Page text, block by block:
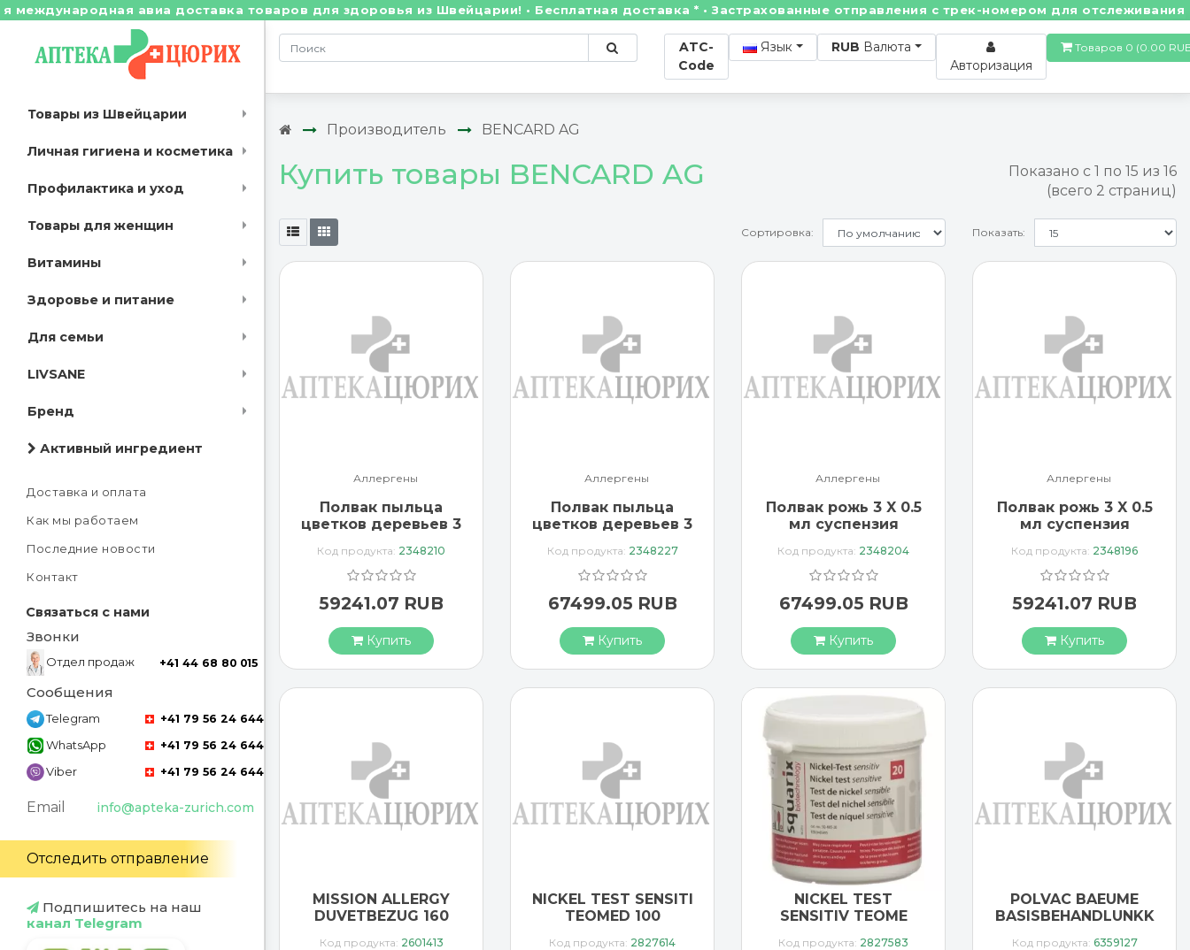
авиа доставка товаров для здоровья из Швейцарии! • Бесплатная доставка * • Застрахованные отправления с трек-номером для отслеживания! •
Товары из Швейцарии
Личная гигиена и косметика
Профилактика и уход
Товары для женщин
Витамины
Здоровье и питание
Для семьи
LIVSANE
Бренд
Активный ингредиент
Доставка и оплата
Как мы работаем
Последние новости
Контакт
Связаться с нами
Звонки
Отдел продаж +41 44 68 80 015
Сообщения
Telegram +41 79 56 24 644
WhatsApp +41 79 56 24 644
Viber +41 79 56 24 644
Email info@apteka-zurich.com
Отследить отправление
Подпишитесь на наш
канал Telegram
ATC-
Code
Язык RUB Валюта
Авторизация
Товаров 0
Производитель BENCARD AG
Купить товары BENCARD AG
Показано с 1 по 15 из 16
(всего 2 страниц)
Сортировка: Показать:
Аллергены
Полвак пыльца
цветков деревьев 3
заполненные
шприцы
Код продукта: 2348210
59241.07 RUB
Купить
Аллергены
Полвак пыльца
цветков деревьев 3
заполненные
шприцы
Код продукта: 2348227
67499.05 RUB
Купить
Аллергены
Полвак рожь 3 X 0.5
мл суспензия
шприцы
Код продукта: 2348204
67499.05 RUB
Купить
Аллергены
Полвак рожь 3 X 0.5
мл суспензия
шприцы
Код продукта: 2348196
59241.07 RUB
Купить
MISSION ALLERGY
DUVETBEZUG 160
Код продукта: 2601413
NICKEL TEST SENSITI
TEOMED 100
Код продукта: 2827614
NICKEL TEST
SENSITIV TEOME
Код продукта: 2827583
POLVAC BAEUME
BASISBEHANDLUNKK
Код продукта: 6359127